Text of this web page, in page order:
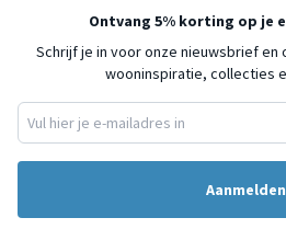
Ontvang 5% korting op je
Schrijf je in voor onze nieuwsbrief en
wooninspiratie, collecties
Aanmelden